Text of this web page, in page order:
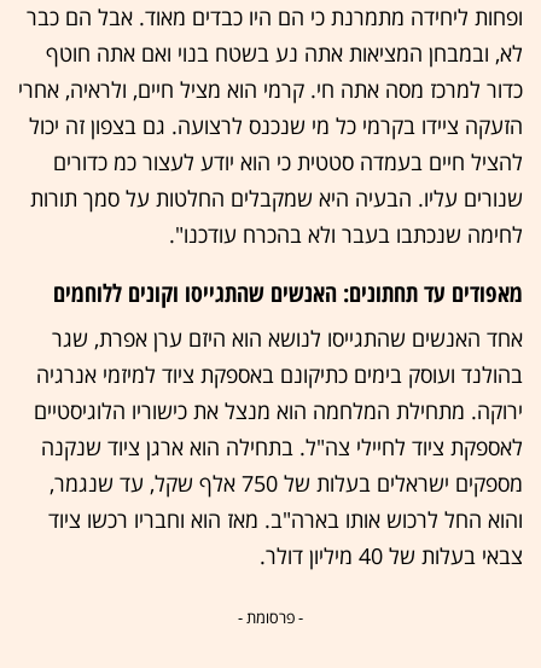
ופחות ליחידה מתמרנת כי הם היו כבדים מאוד. אבל הם כבר
לא, ובמבחן המציאות אתה נע בשטח בנוי ואם אתה חוטף
כדור למרכז מסה אתה חי. קרמי הוא מציל חיים, ולראיה, אחרי
הזעקה ציידו בקרמי כל מי שנכנס לרצועה. גם בצפון זה יכול
להציל חיים בעמדה סטטית כי הוא יודע לעצור כמ כדורים
שנורים עליו. הבעיה היא שמקבלים החלטות על סמך תורות
לחימה שנכתבו בעבר ולא בהכרח עודכנו".
מאפודים עד תחתונים: האנשים שהתגייסו וקונים ללוחמים
אחד האנשים שהתגייסו לנושא הוא היזם ערן אפרת, שגר
בהולנד ועוסק בימים כתיקונם באספקת ציוד למיזמי אנרגיה
ירוקה. מתחילת המלחמה הוא מנצל את כישוריו הלוגיסטיים
לאספקת ציוד לחיילי צה"ל. בתחילה הוא ארגן ציוד שנקנה
מספקים ישראלים בעלות של 750 אלף שקל, עד שנגמר,
והוא החל לרכוש אותו בארה"ב. מאז הוא וחבריו רכשו ציוד
צבאי בעלות של 40 מיליון דולר.
- פרסומת -